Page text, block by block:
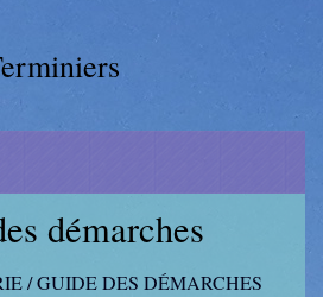
démarches
/GUIDE DES DÉMARCHES